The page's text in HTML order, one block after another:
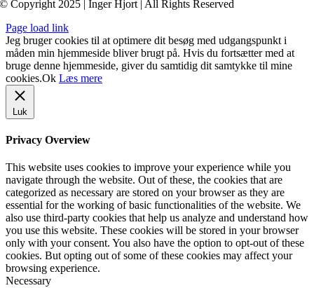
© Copyright 2025 | Inger Hjort | All Rights Reserved
Page load link
Jeg bruger cookies til at optimere dit besøg med udgangspunkt i
måden min hjemmeside bliver brugt på. Hvis du fortsætter med at
bruge denne hjemmeside, giver du samtidig dit samtykke til mine
cookies.Ok Læs mere
Luk
Privacy Overview
This website uses cookies to improve your experience while you
navigate through the website. Out of these, the cookies that are
categorized as necessary are stored on your browser as they are
essential for the working of basic functionalities of the website. We
also use third-party cookies that help us analyze and understand how
you use this website. These cookies will be stored in your browser
only with your consent. You also have the option to opt-out of these
cookies. But opting out of some of these cookies may affect your
browsing experience.
Necessary